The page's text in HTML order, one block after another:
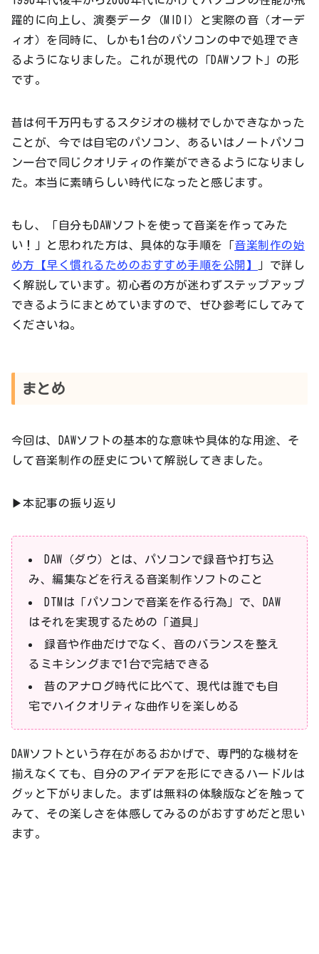
躍的に向上し、演奏データ（MIDI）と実際の音（オーデ
ィオ）を同時に、しかも1台のパソコンの中で処理でき
るようになりました。これが現代の「DAWソフト」の形
です。
昔は何千万円もするスタジオの機材でしかできなかった
ことが、今では自宅のパソコン、あるいはノートパソコ
ン一台で同じクオリティの作業ができるようになりまし
た。本当に素晴らしい時代になったと感じます。
もし、「自分もDAWソフトを使って音楽を作ってみた
い！」と思われた方は、具体的な手順を「音楽制作の始
め方【早く慣れるためのおすすめ手順を公開】
」で詳し
く解説しています。初心者の方が迷わずステップアップ
できるようにまとめていますので、ぜひ参考にしてみて
くださいね。
まとめ
今回は、DAWソフトの基本的な意味や具体的な用途、そ
して音楽制作の歴史について解説してきました。
▶本記事の振り返り
DAW（ダウ）とは、パソコンで録音や打ち込
み、編集などを行える音楽制作ソフトのこと
DTMは「パソコンで音楽を作る行為」で、DAW
はそれを実現するための「道具」
録音や作曲だけでなく、音のバランスを整え
るミキシングまで1台で完結できる
昔のアナログ時代に比べて、現代は誰でも自
宅でハイクオリティな曲作りを楽しめる
DAWソフトという存在があるおかげで、専門的な機材を
揃えなくても、自分のアイデアを形にできるハードルは
グッと下がりました。まずは無料の体験版などを触って
みて、その楽しさを体感してみるのがおすすめだと思い
ます。